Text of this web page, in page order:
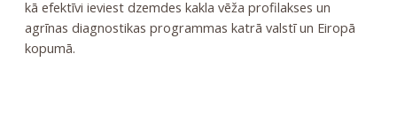
kā efektīvi ieviest dzemdes kakla vēža profilakses un
agrīnas diagnostikas programmas katrā valstī un Eiropā
kopumā.